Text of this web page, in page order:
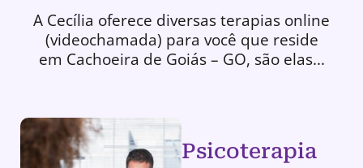
A Cecília oferece diversas terapias online
(videochamada) para você que reside
em Cachoeira de Goiás – GO, são elas...
Psicoterapia